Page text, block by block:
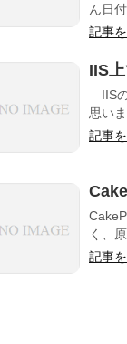
ん日
記事
IIS
IIS
思いま
記事
く、
記事